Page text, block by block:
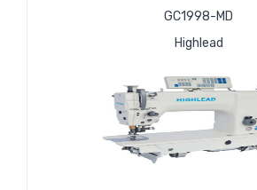
GС1998-МD
Highlead